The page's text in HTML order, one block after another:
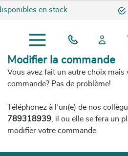
en stock
Modifier la commande
Vous avez fait un autre choix mais
commande? Pas de problème!
Téléphonez à l’un(e) de nos
789318939 , il ou elle se fera un
modifier votre commande.